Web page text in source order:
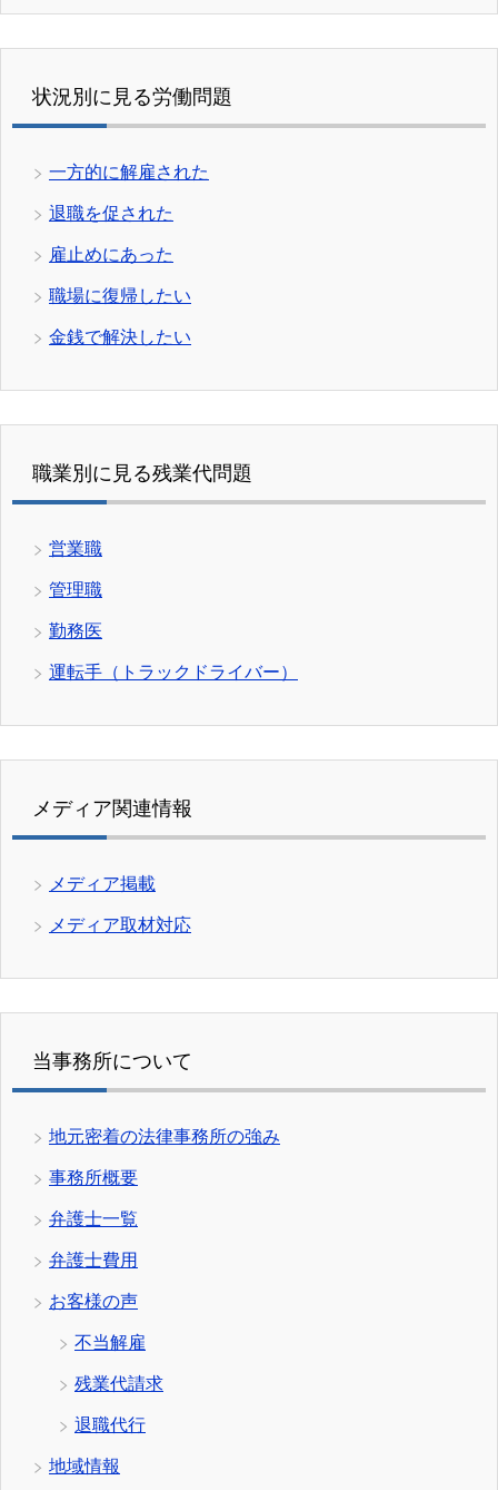
状況別に見る労働問題
一方的に解雇された
退職を促された
雇止めにあった
職場に復帰したい
金銭で解決したい
職業別に見る残業代問題
営業職
管理職
勤務医
運転手（トラックドライバー）
メディア関連情報
メディア掲載
メディア取材対応
当事務所について
地元密着の法律事務所の強み
事務所概要
弁護士一覧
弁護士費用
お客様の声
不当解雇
残業代請求
退職代行
地域情報